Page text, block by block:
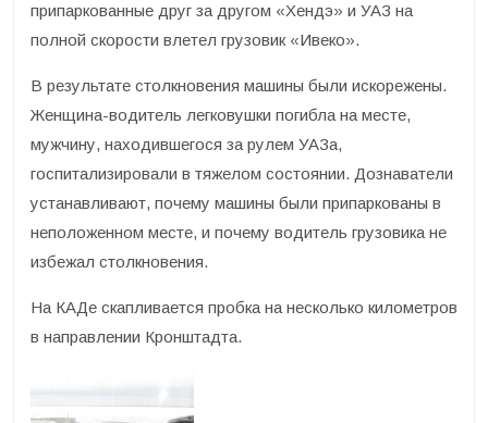
припаркованные друг за другом «Хендэ» и УАЗ на
полной скорости влетел грузовик «Ивеко».
В результате столкновения машины были искорежены.
Женщина-водитель легковушки погибла на месте,
мужчину, находившегося за рулем УАЗа,
госпитализировали в тяжелом состоянии. Дознаватели
устанавливают, почему машины были припаркованы в
неположенном месте, и почему водитель грузовика не
избежал столкновения.
На КАДе скапливается пробка на несколько километров
в направлении Кронштадта.